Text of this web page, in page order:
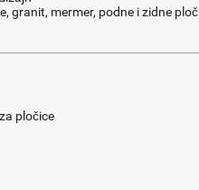
granit, mermer, podne i zidne
pločice